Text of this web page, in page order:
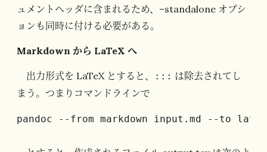
ュメントヘッダに含まれるため、–standalone オプシ
ョンも同時に付ける必要がある。
Markdown から LaTeX へ
出力形式を LaTeX とすると、 ::: は除去されてし
まう。つまりコマンドラインで
pandoc --from markdown input.md --to